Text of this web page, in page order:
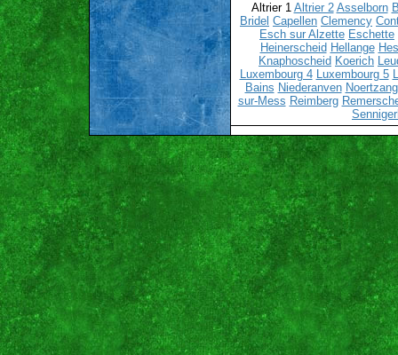
Altrier 1 Altrier 2 Asselborn
Bridel Capellen Clemency
Esch sur Alzette Eschette
Heinerscheid Hellange
Knaphoscheid Koerich
Luxembourg 4 Luxembourg 5
Bains Niederanven
sur-Mess Reimberg